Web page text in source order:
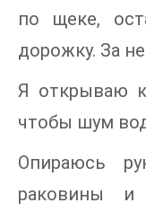
по щеке,
дорожку. За
Я открываю
чтобы шум
Опираюсь
раковины и